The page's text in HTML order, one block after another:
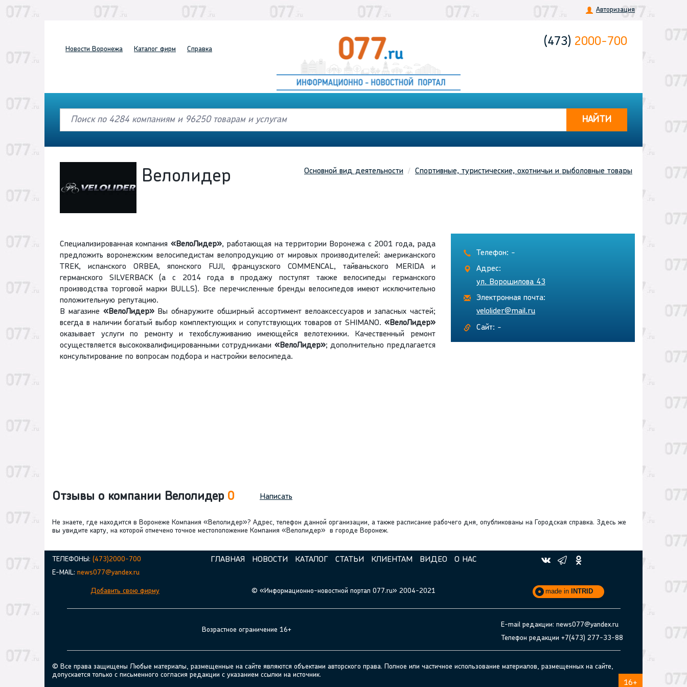
Авторизация
Новости Воронежа Каталог фирм Справка
(473) 2000-700
НАЙТИ
Основной вид деятельности Спортивные, туристические, охотничьи и рыболовные товары
Велолидер
Специализированная компания «ВелоЛидер», работающая на территории Воронежа с 2001 года, рада
предложить воронежским велосипедистам велопродукцию от мировых производителей: американского
TREK, испанского ORBEA, японского FUJI, французского COMMENCAL, тайваньского MERIDA и
германского SILVERBACK (а с 2014 года в продажу поступят также велосипеды германского
производства торговой марки BULLS). Все перечисленные бренды велосипедов имеют исключительно
положительную репутацию.
В магазине «ВелоЛидер»Вы обнаружите обширный ассортимент велоаксессуаров и запасных частей;
всегда в наличии богатый выбор комплектующих и сопутствующих товаров от SHIMANO. «ВелоЛидер»
оказывает услуги по ремонту и техобслуживанию имеющейся велотехники. Качественный ремонт
осуществляется высококвалифицированными сотрудниками «ВелоЛидер»; дополнительно предлагается
консультирование по вопросам подбора и настройки велосипеда.
Телефон: -
Адрес:
ул. Ворошилова 43
Электронная почта:
velolider@mail.ru
Сайт: -
Отзывы о компании Велолидер 0 Написать
Не знаете, где находится в Воронеже Компания «Велолидер»? Адрес, телефон данной организации, а также расписание рабочего дня, опубликованы на Городская справка. Здесь же
вы увидите карту, на которой отмечено точное местоположение Компания «Велолидер» в городе Воронеж.
ТЕЛЕФОНЫ: (473)2000-700
E-MAIL: news077@yandex.ru
Добавить свою фирму
ГЛАВНАЯ НОВОСТИ КАТАЛОГ СТАТЬИ КЛИЕНТАМ ВИДЕО О НАС
© «Информационно-новостной портал 077.ru» 2004-2021 made in INTRID
Возрастное ограничение 16+
E-mail редакции: news077@yandex.ru
Телефон редакции +7(473) 277-33-88
© Все права защищены Любые материалы, размещенные на сайте являются объектами авторского права. Полное или частичное использование материалов, размещенных на сайте,
допускается только с письменного согласия редакции с указанием ссылки на источник.
16+